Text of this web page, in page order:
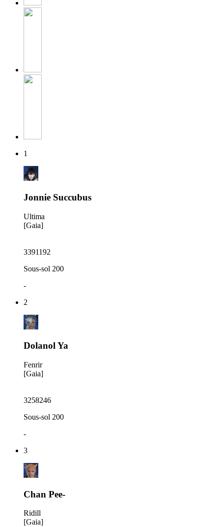
1
Jonnie Succubus
Ultima
[Gaia]
3391192
Sous-sol 200
-
2
Dolanol Ya
Fenrir
[Gaia]
3258246
Sous-sol 200
-
3
Chan Pee-
Ridill
[Gaia]